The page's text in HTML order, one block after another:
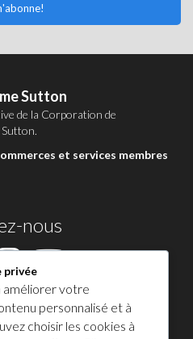
Sutton
de la Corporation de
Sutton.
et services membres
nous
à Sutton
538-8455
privée
améliorer votre
personnalisé et à
choisir les cookies à